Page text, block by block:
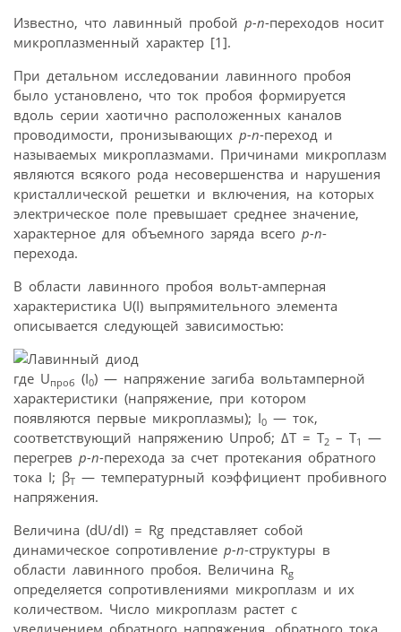
Известно, что лавинный пробой p-n-переходов носит
микроплазменный характер [1].
При детальном исследовании лавинного пробоя
было установлено, что ток пробоя формируется
вдоль серии хаотично расположенных каналов
проводимости, пронизывающих p-n-переход и
называемых микроплазмами. Причинами микроплазм
являются всякого рода несовершенства и нарушения
кристаллической решетки и включения, на которых
электрическое поле превышает среднее значение,
характерное для объемного заряда всего p-n-
перехода.
В области лавинного пробоя вольт-амперная
характеристика U(I) выпрямительного элемента
описывается следующей зависимостью:
где Uпроб (I0) — напряжение загиба вольтамперной
характеристики (напряжение, при котором
появляются первые микроплазмы); I0 — ток,
соответствующий напряжению Uпроб; ΔT = T2 – T1 —
перегрев p-n-перехода за счет протекания обратного
тока I; βT — температурный коэффициент пробивного
напряжения.
Величина (dU/dI) = Rg представляет собой
динамическое сопротивление p-n-структуры в
области лавинного пробоя. Величина Rg
определяется сопротивлениями микроплазм и их
количеством. Число микроплазм растет с